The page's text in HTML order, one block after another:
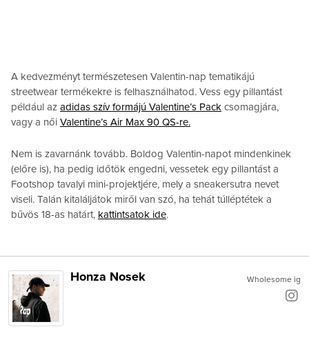
A kedvezményt természetesen Valentin-nap tematikájú
streetwear termékekre is felhasználhatod. Vess egy pillantást
például az adidas szív formájú Valentine’s Pack csomagjára,
vagy a női Valentine’s Air Max 90 QS-re.
Nem is zavarnánk tovább. Boldog Valentin-napot mindenkinek
(előre is), ha pedig időtök engedni, vessetek egy pillantást a
Footshop tavalyi mini-projektjére, mely a sneakersutra nevet
viseli. Talán kitaláljátok miről van szó, ha tehát túlléptétek a
bűvös 18-as határt, kattintsatok ide.
Wholesome ig
Honza Nosek